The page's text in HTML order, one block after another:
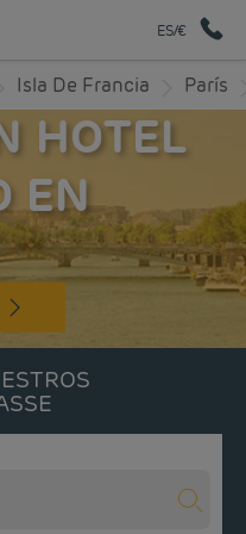
ES/€
Isla De Francia París
HOTEL
EN